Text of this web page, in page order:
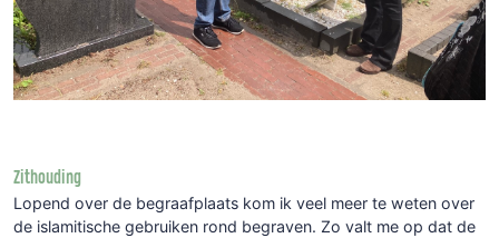
Zithouding
Lopend over de begraafplaats kom ik veel meer te weten over
de islamitische gebruiken rond begraven. Zo valt me op dat de